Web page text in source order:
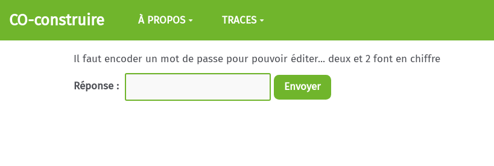
Aller au contenu principal
CO-construire À PROPOS TRACES
Il faut encoder un mot de passe pour pouvoir éditer... deux et 2 font en chiffre
Réponse : Envoyer